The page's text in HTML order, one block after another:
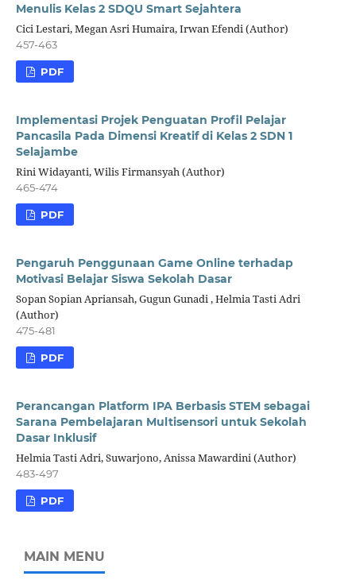
Menulis Kelas 2 SDQU Smart Sejahtera
Cici Lestari, Megan Asri Humaira, Irwan Efendi (Author)
457-463
PDF
Implementasi Projek Penguatan Profil Pelajar
Pancasila Pada Dimensi Kreatif di Kelas 2 SDN 1
Selajambe
Rini Widayanti, Wilis Firmansyah (Author)
465-474
PDF
Pengaruh Penggunaan Game Online terhadap
Motivasi Belajar Siswa Sekolah Dasar
Sopan Sopian Apriansah, Gugun Gunadi , Helmia Tasti Adri
(Author)
475-481
PDF
Perancangan Platform IPA Berbasis STEM sebagai
Sarana Pembelajaran Multisensori untuk Sekolah
Dasar Inklusif
Helmia Tasti Adri, Suwarjono, Anissa Mawardini (Author)
483-497
PDF
MAIN MENU